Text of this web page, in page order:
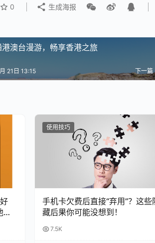
0 生成海报
澳台漫游，畅享香港之旅
下一篇
21日 13:15
使用技巧
手机卡欠费后直接“弃用”？这些
藏后果你可能没想到！
7.5K